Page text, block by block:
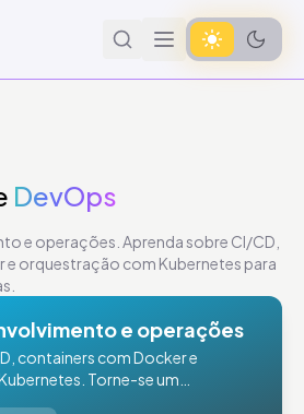
DevOps
e operações. Aprenda sobre CI/CD,
e orquestração com Kubernetes para
e operações
containers com Docker e
Torne-se um